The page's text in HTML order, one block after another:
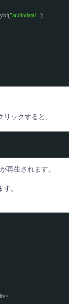
"audiodata1");
ックすると、
再生されます。
。